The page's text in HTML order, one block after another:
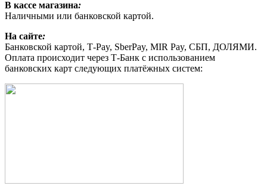
В кассе магазина:
Наличными или банковской картой.
На сайте:
Банковской картой, Т-Pay, SberPay, MIR Pay, СБП, ДОЛЯМИ.
Оплата происходит через Т-Банк с использованием
банковских карт следующих платёжных систем: